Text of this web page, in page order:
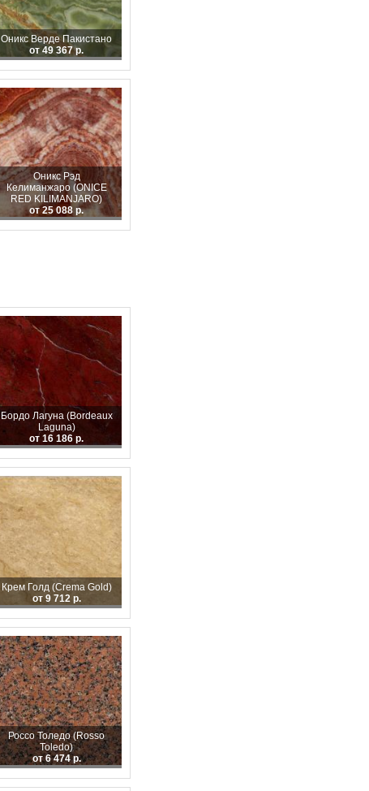
Оникс Верде Пакистано
от 49 367 р.
Оникс Рэд
Келиманжаро (ONICE
RED KILIMANJARO)
от 25 088 р.
Бордо Лагуна (Bordeaux
Laguna)
от 16 186 р.
Крем Голд (Crema Gold)
от 9 712 р.
Россо Толедо (Rosso
Toledo)
от 6 474 р.